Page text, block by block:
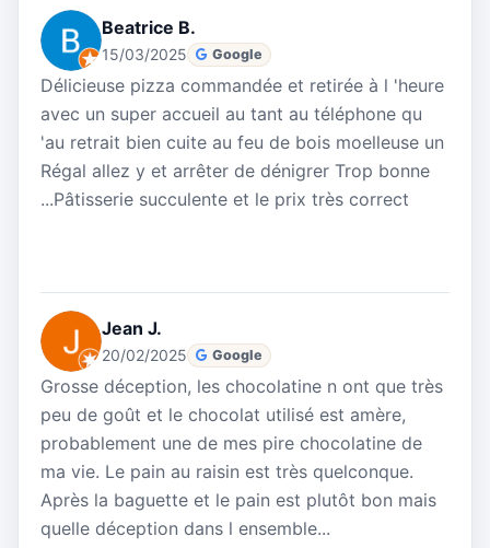
Beatrice B.
15/03/2025 Google
Délicieuse pizza commandée et retirée à l 'heure
avec un super accueil au tant au téléphone qu
'au retrait bien cuite au feu de bois moelleuse un
Régal allez y et arrêter de dénigrer Trop bonne
...Pâtisserie succulente et le prix très correct
Jean J.
20/02/2025 Google
Grosse déception, les chocolatine n ont que très
peu de goût et le chocolat utilisé est amère,
probablement une de mes pire chocolatine de
ma vie. Le pain au raisin est très quelconque.
Après la baguette et le pain est plutôt bon mais
quelle déception dans l ensemble...